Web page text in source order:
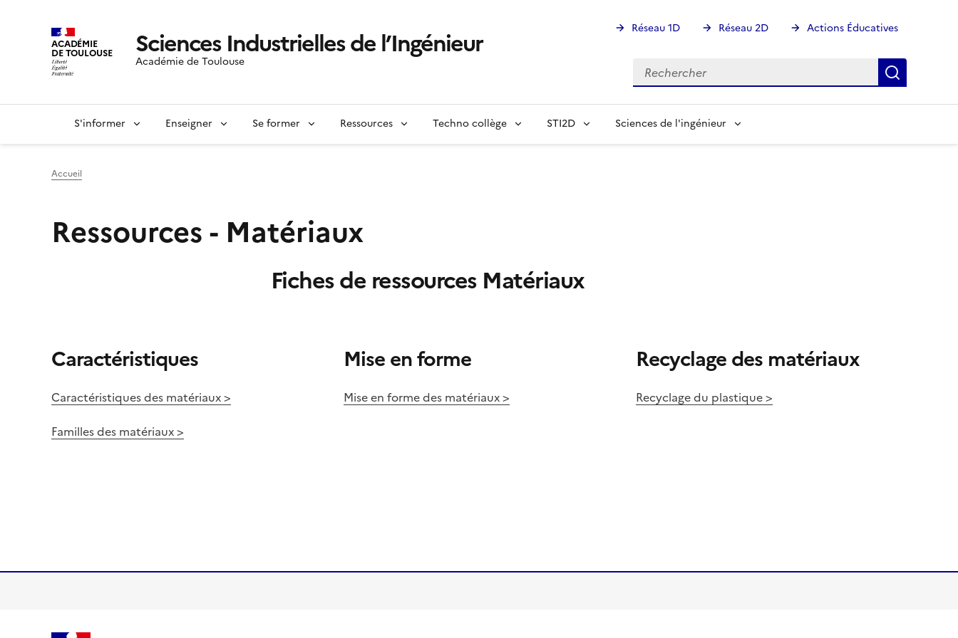
ACADÉMIE
DE TOULOUSE Sciences Industrielles de l’Ingénieur
Académie de Toulouse
Réseau 1D Réseau 2D Actions Éducatives
Rechercher
Rechercher
S'informer Enseigner Se former Ressources Techno collège STI2D Sciences de l'ingénieur
Accueil
Ressources - Matériaux
Fiches de ressources Matériaux
Caractéristiques
Caractéristiques des matériaux >
Familles des matériaux >
Mise en forme
Mise en forme des matériaux >
Recyclage des matériaux
Recyclage du plastique >